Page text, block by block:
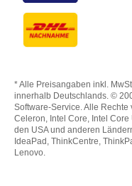
* Alle Preisangaben inkl.
innerhalb Deutschlands. ©
Software-Service. Alle
Celeron, Intel Core, Intel
den USA und anderen
IdeaPad, ThinkCentre,
Lenovo.